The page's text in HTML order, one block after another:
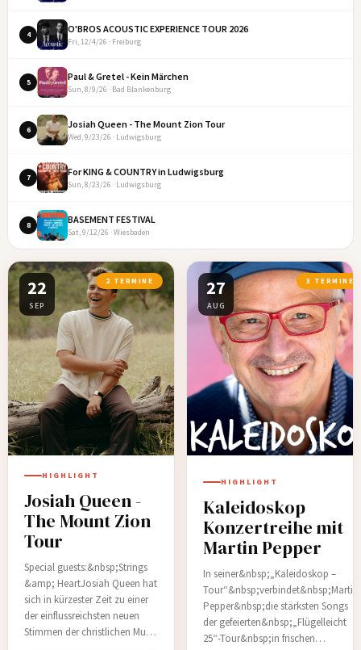
4 O'BROS ACOUSTIC EXPERIENCE TOUR 2026
Fri, 12/4/26 · Freiburg
5 Paul & Gretel - Kein Märchen
Sun, 8/9/26 · Bad Blankenburg
6 Josiah Queen - The Mount Zion Tour
Wed, 9/23/26 · Ludwigsburg
7 For KING & COUNTRY in Ludwigsburg
Sun, 8/23/26 · Ludwigsburg
8 BASEMENT FESTIVAL
Sat, 9/12/26 · Wiesbaden
22
SEP
2 TERMINE
HIGHLIGHT
Josiah Queen -
The Mount Zion
Tour
Special guests:&nbsp;Strings
&amp; HeartJosiah Queen hat
sich in kürzester Zeit zu einer
der einflussreichsten neuen
Stimmen der christlichen Musik
27
AUG
3 TERMINE
HIGHLIGHT
Kaleidoskop
Konzertreihe mit
Martin Pepper
In seiner&nbsp;„Kaleidoskop –
Tour“&nbsp;verbindet&nbsp;Martin
Pepper&nbsp;die stärksten Songs
der gefeierten&nbsp;„Flügelleicht
25“-Tour&nbsp;in frischen